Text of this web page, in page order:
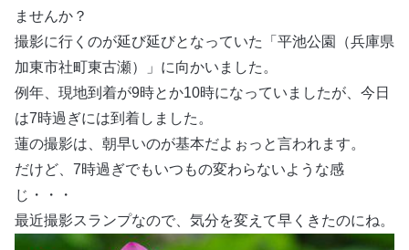
ませんか？
撮影に行くのが延び延びとなっていた「平池公園（兵庫県
加東市社町東古瀬）」に向かいました。
例年、現地到着が9時とか10時になっていましたが、今日
は7時過ぎには到着しました。
蓮の撮影は、朝早いのが基本だよぉっと言われます。
だけど、7時過ぎでもいつもの変わらないような感
じ・・・
最近撮影スランプなので、気分を変えて早くきたのにね。